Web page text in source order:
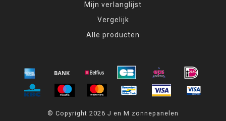
Mijn verlanglijst
Vergelijk
Alle producten
© Copyright 2026 J en M zonnepanelen